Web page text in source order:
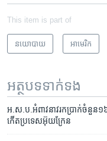
This item is part of
នយោបាយ អាមេរិក​
អត្ថបទ​ទាក់ទង
អ.ស.ប.​អំពាវនាវ​រក​ប្រាក់​ចំនួន​១
កើត​ប្រទេស​អ៊ុយក្រែន